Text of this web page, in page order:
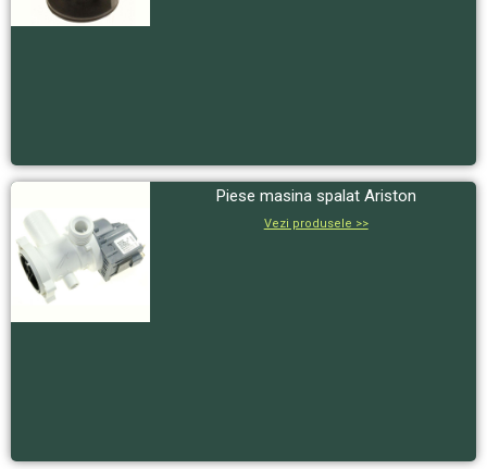
Piese masina spalat Ariston
Vezi produsele >>